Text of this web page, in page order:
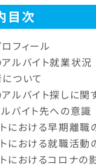
目次
フィール
ルバイト就業状況
ついて
ルバイト探しに関
バイト先への意識
における早期離職
における就職活動
におけるコロナの